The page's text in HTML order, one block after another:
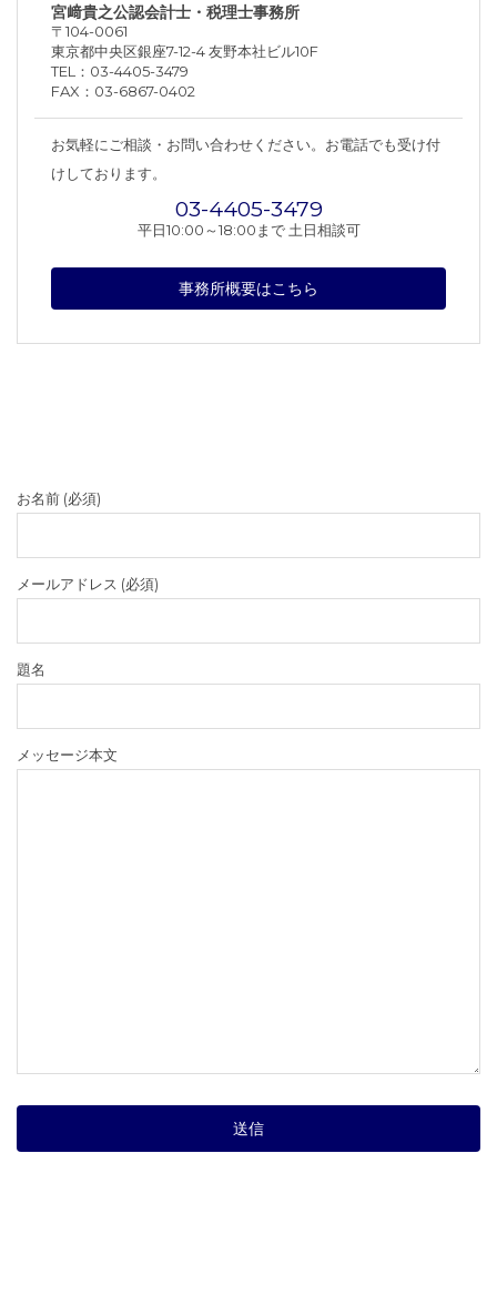
宮﨑貴之公認会計士・税理士事務所
〒104-0061
東京都中央区銀座7-12-4 友野本社ビル10F
TEL： 03 4405 3479
FAX： 03 6867 0402
お気軽にご相談・お問い合わせください。お電話でも受け付
けしております。
03 4405 3479
平日10:00～18:00まで 土日相談可
事務所概要はこちら
お名前 (必須)
メールアドレス (必須)
題名
メッセージ本文